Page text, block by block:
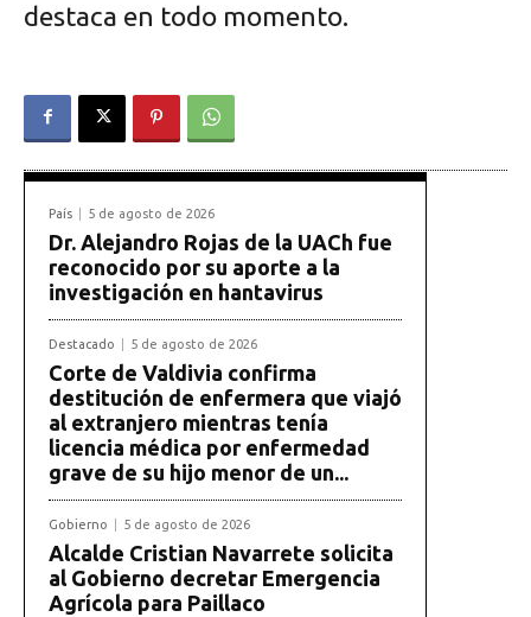
destaca en todo momento.
País 5 de agosto de 2026
Dr. Alejandro Rojas de la UACh fue
reconocido por su aporte a la
investigación en hantavirus
Destacado 5 de agosto de 2026
Corte de Valdivia confirma
destitución de enfermera que viajó
al extranjero mientras tenía
licencia médica por enfermedad
grave de su hijo menor de un...
Gobierno 5 de agosto de 2026
Alcalde Cristian Navarrete solicita
al Gobierno decretar Emergencia
Agrícola para Paillaco